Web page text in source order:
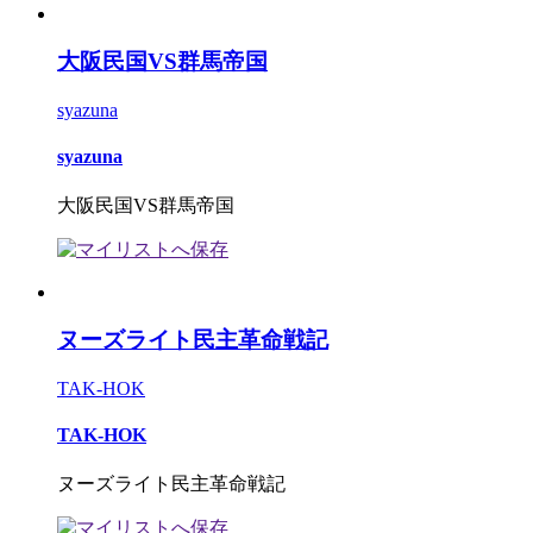
大阪民国VS群馬帝国
syazuna
syazuna
大阪民国VS群馬帝国
ヌーズライト民主革命戦記
TAK-HOK
TAK-HOK
ヌーズライト民主革命戦記